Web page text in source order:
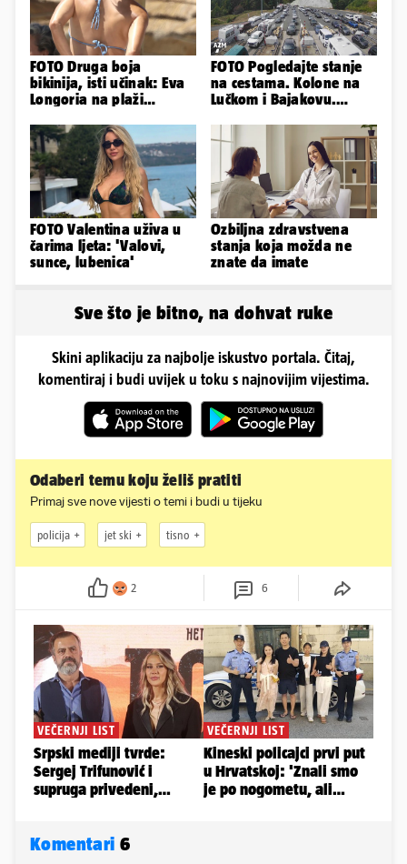
FOTO Druga boja
bikinija, isti učinak: Eva
Longoria na plaži
obline
FOTO Pogledajte stanje
na cestama. Kolone na
Lučkom i Bajakovu.
FOTO Valentina uživa u
čarima ljeta: 'Valovi,
sunce, lubenica'
Ozbiljna zdravstvena
stanja koja možda ne
znate da imate
Sve što je bitno, na dohvat ruke
Skini aplikaciju za najbolje iskustvo portala. Čitaj,
komentiraj i budi uvijek u toku s najnovijim vijestima.
Odaberi temu koju želiš pratiti
Primaj sve nove vijesti o temi i budi u tijeku
policija jet ski tisno
2 6
Komentari 6